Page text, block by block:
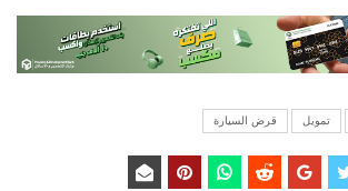
تمويل قرض السيارة